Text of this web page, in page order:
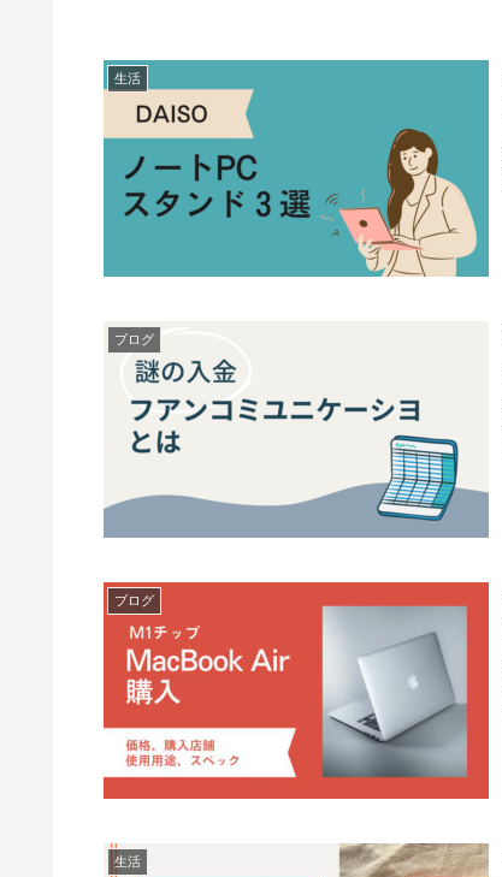
生活
ブログ
ブログ
生活